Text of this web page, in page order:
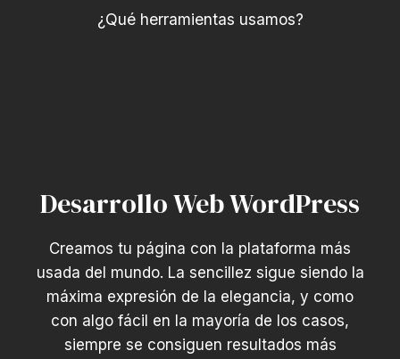
¿Qué herramientas usamos?
Desarrollo Web WordPress
Creamos tu página con la plataforma más
usada del mundo. La sencillez sigue siendo la
máxima expresión de la elegancia, y como
con algo fácil en la mayoría de los casos,
siempre se consiguen resultados más